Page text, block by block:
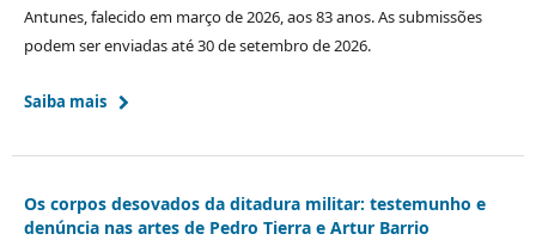
Antunes, falecido em março de 2026, aos 83 anos. As submissões
podem ser enviadas até 30 de setembro de 2026.
Saiba mais
Os corpos desovados da ditadura militar: testemunho e
denúncia nas artes de Pedro Tierra e Artur Barrio